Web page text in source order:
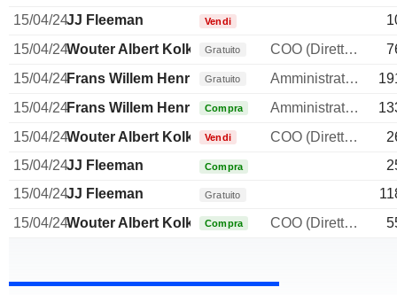
15/04/24JJ Fleeman Vendi
15/04/24Wouter Albert Kolk Gratuito COO (Direttore operativo)
15/04/24Frans Willem Henri Muller
Gratuito Amministratore delegato
15/04/24Frans Willem Henri Muller
Compra Amministratore delegato
15/04/24Wouter Albert Kolk Vendi COO (Direttore operativo)
15/04/24JJ Fleeman Compra
15/04/24JJ Fleeman Gratuito
15/04/24Wouter Albert Kolk Compra COO (Direttore operativo)